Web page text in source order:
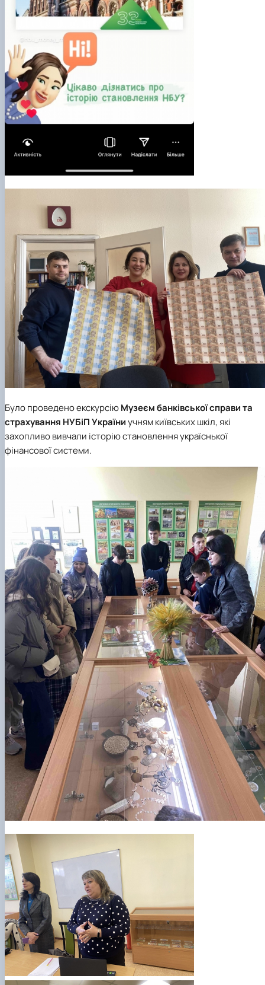
Було проведено екскурсіюМузеєм банківської справи та
страхування НУБіПУкраїниучнямкиївських шкіл, які
захопливо вивчали історію становлення україснької
фінансової системи.